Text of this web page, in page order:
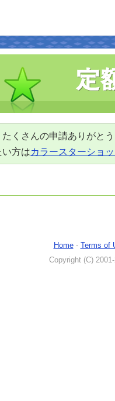
たくさんの申請ありがと
方はカラースターショ
Home- Terms of
Copyright (C)